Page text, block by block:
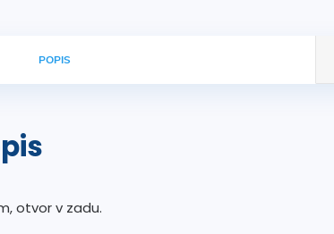
POPIS
otvor v zadu.